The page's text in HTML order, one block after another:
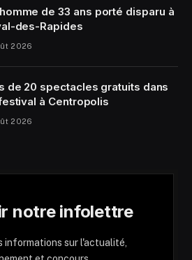
de 33 ans porté disparu à
des-Rapides
2026
de 20 spectacles gratuits dans
à Centropolis
2026
notre infolettre
informations sur l'actualité,